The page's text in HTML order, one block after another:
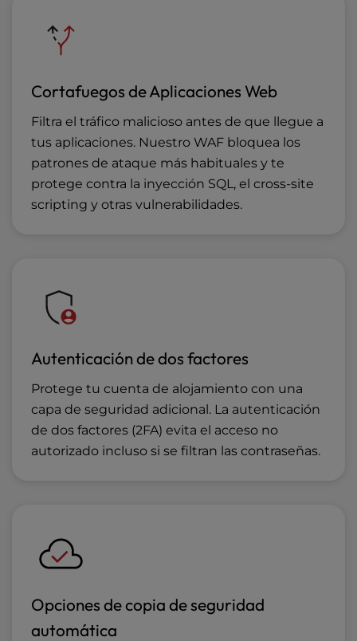
Cortafuegos de Aplicaciones Web
Filtra el tráfico malicioso antes de que llegue a
tus aplicaciones. Nuestro WAF bloquea los
patrones de ataque más habituales y te
protege contra la inyección SQL, el cross-site
scripting y otras vulnerabilidades.
Autenticación de dos factores
Protege tu cuenta de alojamiento con una
capa de seguridad adicional. La autenticación
de dos factores (2FA) evita el acceso no
autorizado incluso si se filtran las contraseñas.
Opciones de copia de seguridad
automática